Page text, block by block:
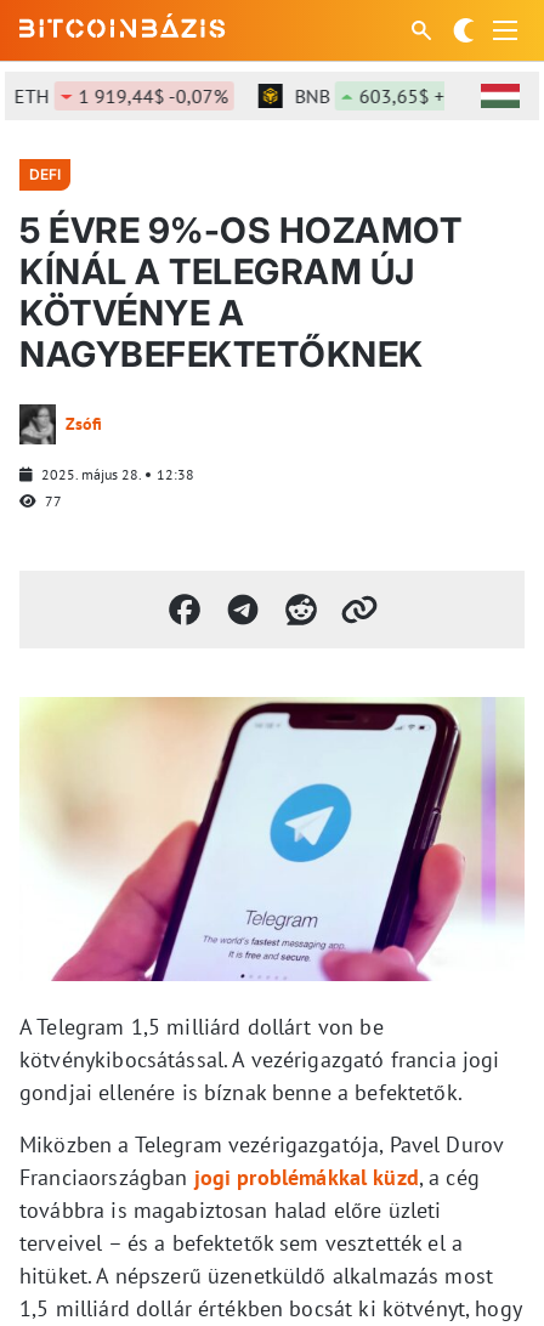
1 919,44$ -0,07% BNB 603,65$ +1,39%
DEFI
5 ÉVRE 9%-OS HOZAMOT
KÍNÁL A TELEGRAM ÚJ
KÖTVÉNYE A
NAGYBEFEKTETŐKNEK
Zsófi
2025. május 28.
12:38
77
A Telegram 1,5 milliárd dollárt von be
kötvénykibocsátással. A vezérigazgató francia jogi
gondjai ellenére is bíznak benne a befektetők.
Miközben a Telegram vezérigazgatója, Pavel Durov
Franciaországban jogi problémákkal küzd, a cég
továbbra is magabiztosan halad előre üzleti
terveivel – és a befektetők sem vesztették el a
hitüket. A népszerű üzenetküldő alkalmazás most
1,5 milliárd dollár értékben bocsát ki kötvényt, hogy